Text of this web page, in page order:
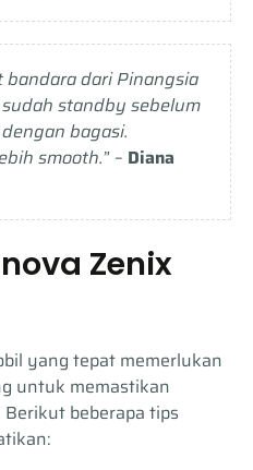
dari Pinangsia
standby sebelum
bagasi.
smooth.” – Diana
Zenix
yang tepat memerlukan
untuk memastikan
beberapa tips